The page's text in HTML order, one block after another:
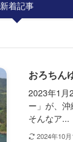
新着記事
おろちん
2023年1月
ー」が、
そんなア...
2024年10月